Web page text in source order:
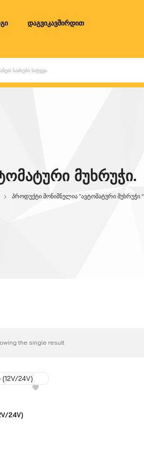
დაგვიკავშირდით
ᲡᲐᲫᲘᲔᲑᲘ ᲡᲘᲢᲧᲕᲐ
ᲛᲣᲮᲠᲣᲭᲘ.
პროდუქტი მონიშნულია “ავტომატური მუხრუჭი.”
the single result
24V)